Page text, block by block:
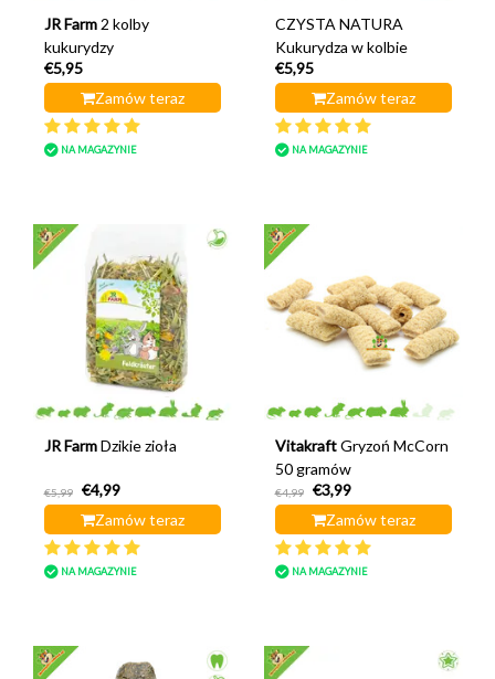
JR Farm 2 kolby
kukurydzy
€5,95
Zamów teraz
NA MAGAZYNIE
CZYSTA NATURA
Kukurydza w kolbie
€5,95
Zamów teraz
NA MAGAZYNIE
JR Farm Dzikie zioła
€5,99
€4,99
Zamów teraz
NA MAGAZYNIE
Vitakraft Gryzoń McCorn
50 gramów
€4,99
€3,99
Zamów teraz
NA MAGAZYNIE